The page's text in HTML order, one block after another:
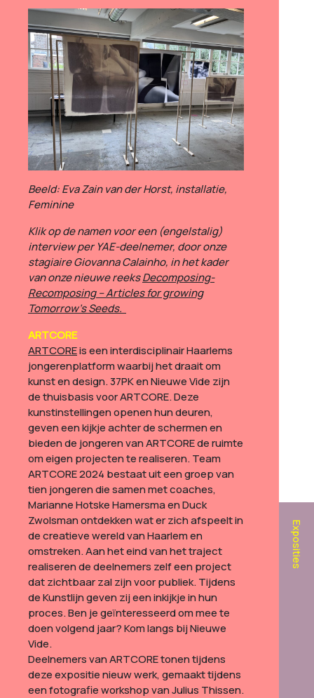
Beeld: Eva Zain van der Horst, installatie,
Feminine
Klik op de namen voor een (engelstalig)
interview per YAE-deelnemer, door onze
stagiaire Giovanna Calainho, in het kader
van onze nieuwe reeksDecomposing-
Recomposing – Articles for growing
Tomorrow’s Seeds.
ARTCORE
ARTCOREis een interdisciplinair Haarlems
jongerenplatform waarbij het draait om
kunst en design. 37PK en Nieuwe Vide zijn
de thuisbasis voor ARTCORE. Deze
kunstinstellingen openen hun deuren,
geven een kijkje achter de schermen en
bieden de jongeren van ARTCORE de ruimte
om eigen projecten te realiseren. Team
ARTCORE 2024 bestaat uit een groep van
tien jongeren die samen met coaches,
Marianne Hotske Hamersma en Duck
Zwolsman ontdekken wat er zich afspeelt in
de creatieve wereld van Haarlem en
omstreken. Aan het eind van het traject
realiseren de deelnemers zelf een project
dat zichtbaar zal zijn voor publiek. Tijdens
de Kunstlijn geven zij een inkijkje in hun
proces.Ben je geïnteresseerd om mee te
doen volgend jaar? Kom langs bij Nieuwe
Vide.
Deelnemers van ARTCORE tonen tijdens
deze expositie nieuw werk, gemaakt tijdens
een fotografie workshop van Julius Thissen.
Exposities